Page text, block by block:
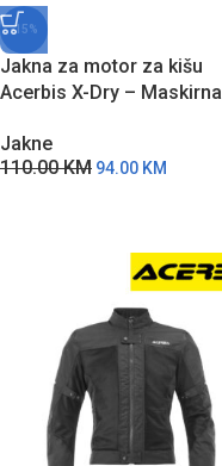
-15%
Jakna za motor za kišu
Acerbis X-Dry – Maskirna
Jakne
110.00KM 94.00 KM